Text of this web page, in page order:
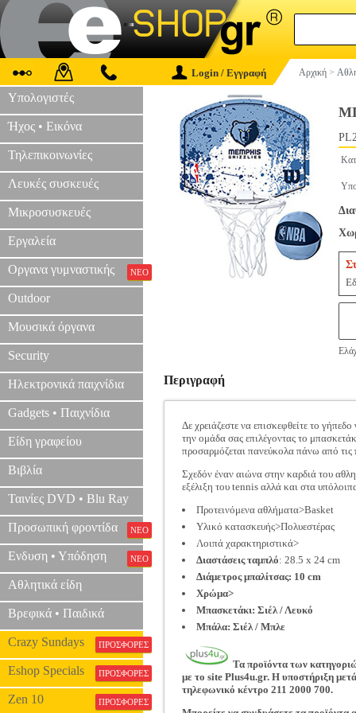
Login / Εγγραφή Αρχική >
Υπολογιστές
Ήχος • Εικόνα
Τηλεπικοινωνίες
Λευκές συσκευές
Μικροσυσκευές
Εργαλεία
Οργανα γυμναστικής ΝΕΟ
Outdoor
Μουσικά όργανα
Security
Ηλεκτρονικά παιχνίδια
Gadgets • Παιχνίδια
Είδη γραφείου
Βιβλία
Ταινίες DVD • Blu Ray
Προσωπική φροντίδα ΝΕΟ
Ενδυση • Υπόδηση ΝΕΟ
Αθλητικά είδη
Βρεφικά • Παιδικά
Crazy Sundays ΠΡΟΣΦΟΡΕΣ
Eshop Specials ΠΡΟΣΦΟΡΕΣ
Zen 10 ΠΡΟΣΦΟΡΕΣ
Περιγραφή
Δε χρειάζεστε να επισκεφθείτε το
την ομάδα σας επιλέγοντας το
προσαρμόζεται πανεύκολα πάνω από
Σχεδόν έναν αιώνα στην καρδιά του
εξέλιξη του tennis αλλά και στα
Προτεινόμενα αθλήματα>Basket
Υλικό κατασκευής>Πολυεστέρας
Λοιπά χαρακτηριστικά>
Διαστάσεις ταμπλό: 28.5 x 24 cm
Διάμετρος μπαλίτσας: 10 cm
Χρώμα>
Μπασκετάκι: Σιέλ / Λευκό
Μπάλα: Σιέλ / Μπλε
Τα προϊόντα των
με το site Plus4u.gr. Η υποστήριξη
τηλεφωνικό κέντρο 211 2000 700.